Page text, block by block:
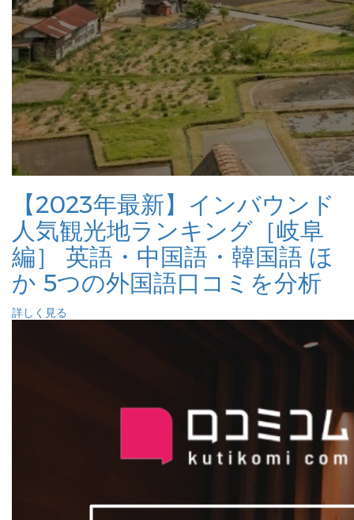
【2023年最新】インバウンド
人気観光地ランキング［岐阜
編］ 英語・中国語・韓国語 ほ
か 5つの外国語口コミを分析
詳しく見る